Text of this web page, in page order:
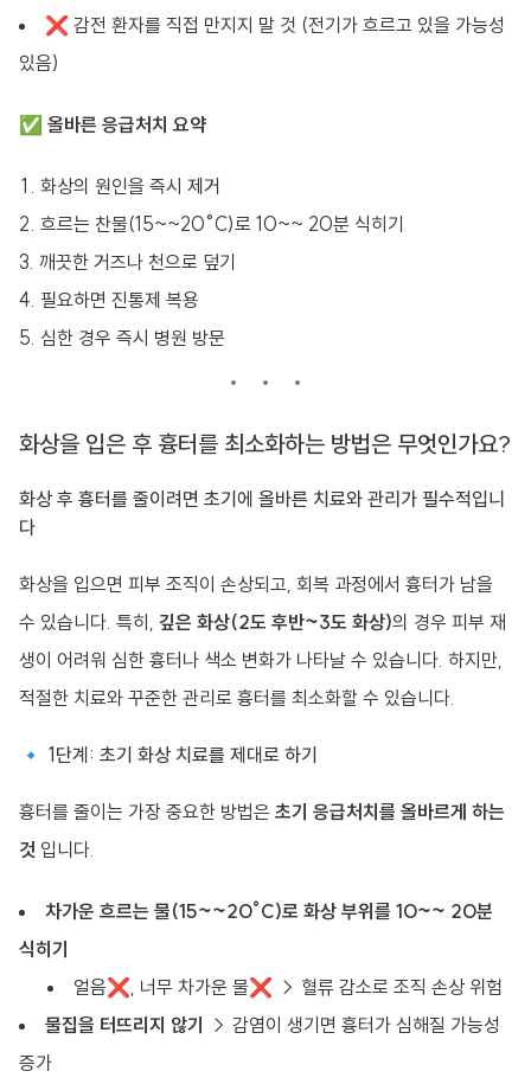
❌ 감전 환자를 직접 만지지 말 것 (전기가 흐르고 있을 가능성
있음)
✅ 올바른 응급처치 요약
화상의 원인을 즉시 제거
흐르는 찬물(15~~20°C)로 10~~ 20분 식히기
깨끗한 거즈나 천으로 덮기
필요하면 진통제 복용
심한 경우 즉시 병원 방문
화상을 입은 후 흉터를 최소화하는 방법은 무엇인가요?
화상 후 흉터를 줄이려면 초기에 올바른 치료와 관리가 필수적입니
다
화상을 입으면 피부 조직이 손상되고, 회복 과정에서 흉터가 남을
수 있습니다. 특히, 깊은 화상(2도 후반~3도 화상)의 경우 피부 재
생이 어려워 심한 흉터나 색소 변화가 나타날 수 있습니다. 하지만,
적절한 치료와 꾸준한 관리로 흉터를 최소화할 수 있습니다.
🔹 1단계: 초기 화상 치료를 제대로 하기
흉터를 줄이는 가장 중요한 방법은 초기 응급처치를 올바르게 하는
것 입니다.
차가운 흐르는 물(15~~20°C)로 화상 부위를 10~~ 20분
식히기
얼음❌, 너무 차가운 물❌ → 혈류 감소로 조직 손상 위험
물집을 터뜨리지 않기
→ 감염이 생기면 흉터가 심해질 가능성
증가